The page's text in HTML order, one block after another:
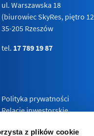
z plików cookie
ul. Warszawska 18
(biurowiec SkyRes, piętro
35-205 Rzeszów
tel. 17 789 19 87
Polityka prywatności
Relacje inwestorskie